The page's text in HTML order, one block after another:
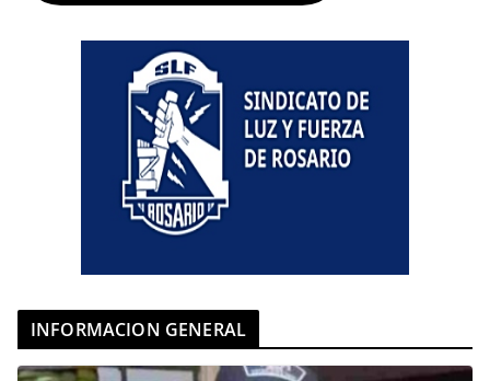
INFORMACION GENERAL